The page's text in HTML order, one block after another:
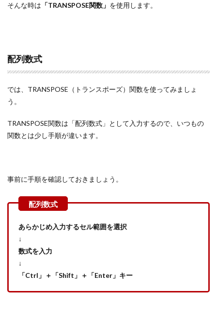
そんな時は 「TRANSPOSE関数」 を使用します。
配列数式
では、TRANSPOSE（トランスポーズ）関数を使ってみましょ
う。
TRANSPOSE関数は「配列数式」として入力するので、いつもの
関数とは少し手順が違います。
事前に手順を確認しておきましょう。
あらかじめ入力するセル範囲を選択
↓
数式を入力
↓
「Ctrl」＋「Shift」＋「Enter」キー